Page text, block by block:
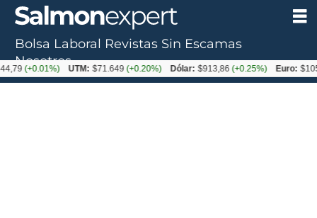
Bolsa Laboral Revistas Sin Escamas
Nosotros
UTM: $71.649(+0.20%) Dólar: $913,86(+0.25%) Euro: $1053,08(-